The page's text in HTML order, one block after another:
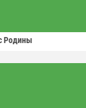
Родины